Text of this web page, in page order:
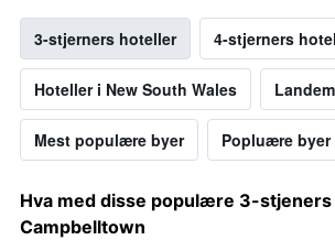
3-stjerners hoteller 4-stjerners
Hoteller i New South Wales
Mest populære byer Popluære byer
Hva med disse populære 3-
Campbelltown